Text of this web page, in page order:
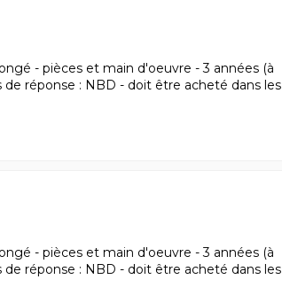
- pièces et main d'oeuvre - 3 années (à
réponse : NBD - doit être acheté dans les
- pièces et main d'oeuvre - 3 années (à
réponse : NBD - doit être acheté dans les